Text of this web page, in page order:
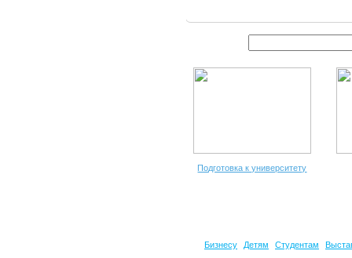
Подготовка к университету
Бизнесу Детям Студентам